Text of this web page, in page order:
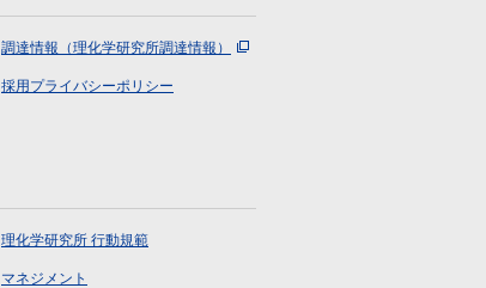
調達情報（理化学研究所調達情報）
採用プライバシーポリシー
理化学研究所 行動規範
マネジメント